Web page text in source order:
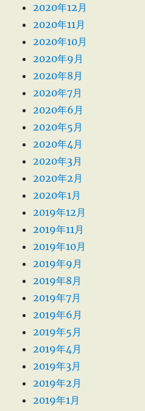
2020年12月
2020年11月
2020年10月
2020年9月
2020年8月
2020年7月
2020年6月
2020年5月
2020年4月
2020年3月
2020年2月
2020年1月
2019年12月
2019年11月
2019年10月
2019年9月
2019年8月
2019年7月
2019年6月
2019年5月
2019年4月
2019年3月
2019年2月
2019年1月